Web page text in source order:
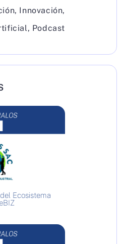
, Innovación,
, Podcast
Ecosistema